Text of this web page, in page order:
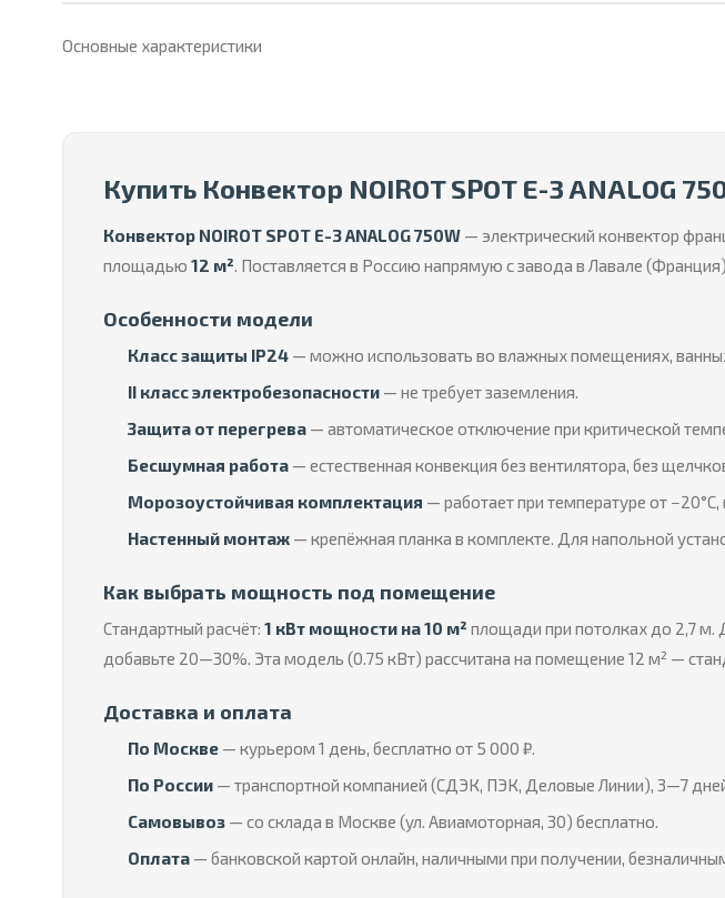
Основные характеристики
Купить Конвектор NOIROT SPOT E-3 ANALOG
Конвектор NOIROT SPOT E-3 ANALOG 750W — электрический конвектор
площадью 12 м². Поставляется в Россию напрямую с завода в Лавале
Особенности модели
Класс защиты IP24 — можно использовать во влажных помещениях,
II класс электробезопасности — не требует заземления.
Защита от перегрева — автоматическое отключение при критической
Бесшумная работа — естественная конвекция без вентилятора, без
Морозоустойчивая комплектация — работает при температуре от
Настенный монтаж — крепёжная планка в комплекте. Для напольной
Как выбрать мощность под помещение
Стандартный расчёт: 1 кВт мощности на 10 м² площади при потолках до 2,7 м.
добавьте 20—30%. Эта модель (0.75 кВт) рассчитана на помещение 12 м² —
Доставка и оплата
По Москве — курьером 1 день, бесплатно от 5 000 ₽.
По России — транспортной компанией (СДЭК, ПЭК, Деловые Линии), 3—7
Самовывоз — со склада в Москве (ул. Авиамоторная, 30) бесплатно.
Оплата — банковской картой онлайн, наличными при получении,